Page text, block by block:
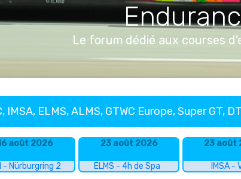
Le forum dédié aux courses
IMSA, ELMS, ALMS, GTWC Europe, Super GT,
août 2026
- Nürburgring 2
23 août 2026
ELMS - 4h de Spa
23 août
IMSA -